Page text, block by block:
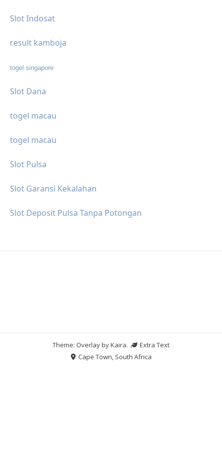
Slot Indosat
result kamboja
togel singapore
Slot Dana
togel macau
togel macau
Slot Pulsa
Slot Garansi Kekalahan
Slot Deposit Pulsa Tanpa Potongan
Theme: Overlay byKaira.
Extra Text
Cape Town, South Africa